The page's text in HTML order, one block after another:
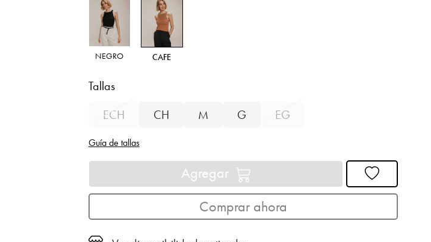
NEGRO CAFE
Tallas
ECH
CH M G EG
Guía de tallas
Agregar
Comprar ahora